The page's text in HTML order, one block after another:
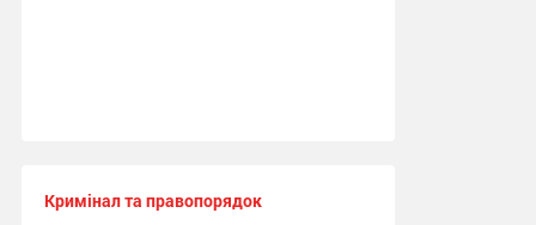
Кримінал та правопорядок